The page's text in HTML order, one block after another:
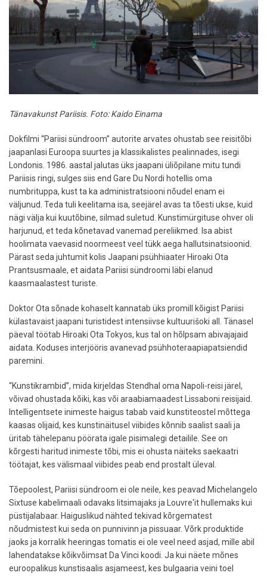
Tänavakunst Pariisis. Foto: Kaido Einama
Dokfilmi “Pariisi sündroom” autorite arvates ohustab see reisitõbi
jaapanlasi Euroopa suurtes ja klassikalistes pealinnades, isegi
Londonis. 1986. aastal jalutas üks jaapani üliõpilane mitu tundi
Pariisis ringi, sulges siis end Gare Du Nordi hotellis oma
numbrituppa, kust ta ka administratsiooni nõudel enam ei
väljunud. Teda tuli keelitama isa, seejärel avas ta tõesti ukse, kuid
nägi välja kui kuutõbine, silmad suletud. Kunstimürgituse ohver oli
harjunud, et teda kõnetavad vanemad pereliikmed. Isa abist
hoolimata vaevasid noormeest veel tükk aega hallutsinatsioonid.
Pärast seda juhtumit kolis Jaapani psühhiaater Hiroaki Ota
Prantsusmaale, et aidata Pariisi sündroomi läbi elanud
kaasmaalastest turiste.
Doktor Ota sõnade kohaselt kannatab üks promill kõigist Pariisi
külastavaist jaapani turistidest intensiivse kultuurišoki all. Tänasel
päeval töötab Hiroaki Ota Tokyos, kus tal on hõlpsam abivajajaid
aidata. Koduses interjööris avanevad psühhoteraapiapatsiendid
paremini.
“Kunstikrambid”, mida kirjeldas Stendhal oma Napoli-reisi järel,
võivad ohustada kõiki, kas või araabiamaadest Lissaboni reisijaid.
Intelligentsete inimeste haigus tabab vaid kunstiteostel mõttega
kaasas olijaid, kes kunstinäitusel viibides kõnnib saalist saali ja
üritab tähelepanu pöörata igale pisimalegi detailile. See on
kõrgesti haritud inimeste tõbi, mis ei ohusta näiteks saekaatri
töötajat, kes välismaal viibides peab end prostalt üleval.
Tõepoolest, Pariisi sündroom ei ole neile, kes peavad Michelangelo
Sixtuse kabelimaali odavaks litsimajaks ja Louvre'it hullemaks kui
püstijalabaar. Haiguslikud nähted tekivad kõrgematest
nõudmistest kui seda on punnivinn ja pissuaar. Võrk produktide
jaoks ja korralik heeringas tomatis ei ole veel need asjad, mille abil
lahendatakse kõikvõimsat Da Vinci koodi. Ja kui näete mõnes
euroopalikus kunstisaalis asjameest, kes bulgaaria veini toel